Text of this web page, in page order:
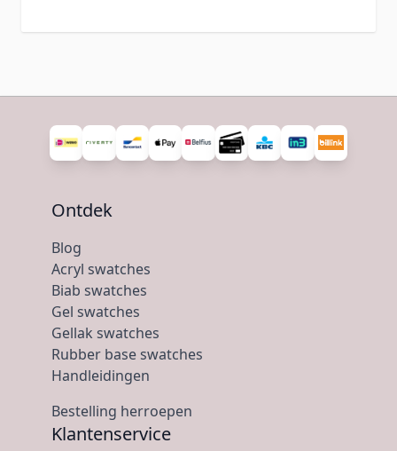
Ontdek
Blog
Acryl swatches
Biab swatches
Gel swatches
Gellak swatches
Rubber base swatches
Handleidingen
Bestelling herroepen
Klantenservice